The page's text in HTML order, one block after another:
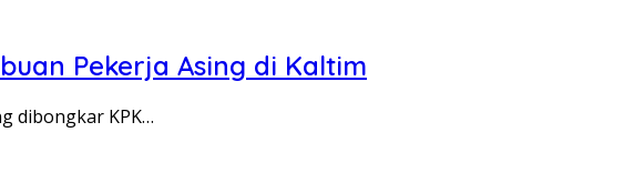
Pekerja Asing di Kaltim
dibongkar KPK…